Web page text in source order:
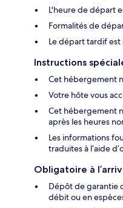
L'heure de départ
Formalités de
Le départ tardif
Instructions
Cet hébergement
Votre hôte vous
Cet hébergement
après les heures
Les informations
traduites à l’aide
Obligatoire à
Dépôt de garantie
débit ou en